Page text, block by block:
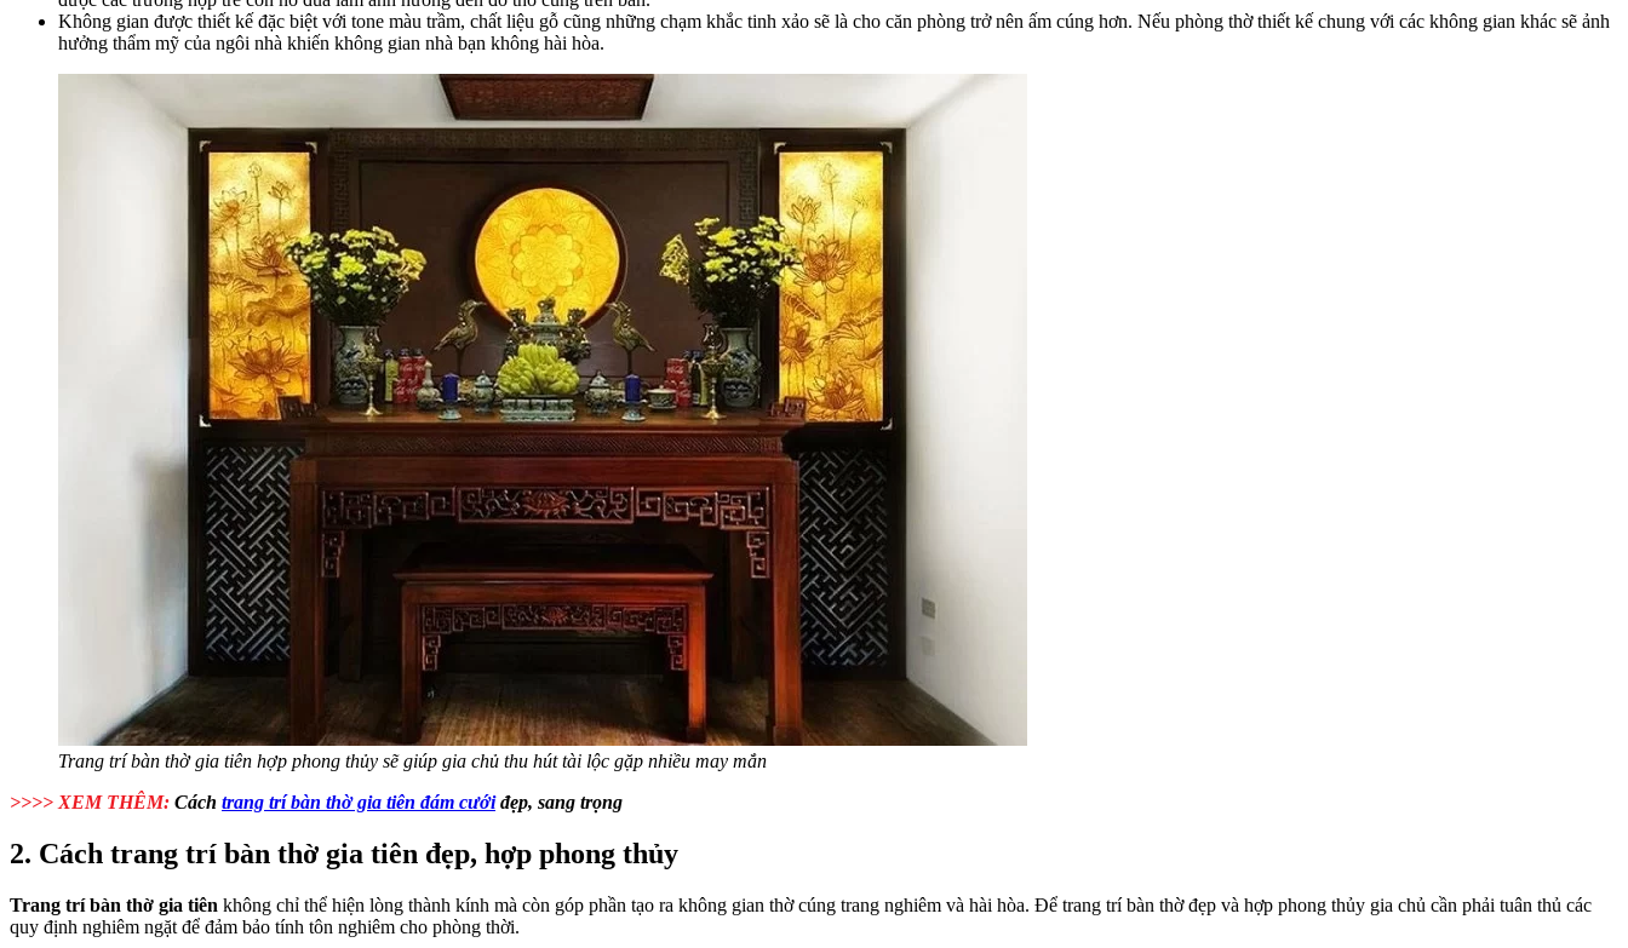
Không gian được thiết kế đặc biệt với tone màu trầm, chất liệu gỗ cũng những chạm khắc tinh xảo sẽ là cho căn phòng trở nên ấm cúng hơn. Nếu phòng thờ thiết kế chung với các không gian khác sẽ ảnh
hưởng thẩm mỹ của ngôi nhà khiến không gian nhà bạn không hài hòa.
Trang trí bàn thờ gia tiên hợp phong thủy sẽ giúp gia chủ thu hút tài lộc gặp nhiều may mắn
>>>> XEM THÊM: Cách trang trí bàn thờ gia tiên đám cướiđẹp, sang trọng
2. Cách trang trí bàn thờ gia tiên đẹp, hợp phong thủy
Trang trí bàn thờ gia tiên không chỉ thể hiện lòng thành kính mà còn góp phần tạo ra không gian thờ cúng trang nghiêm và hài hòa. Để trang trí bàn thờ đẹp và hợp phong thủy gia chủ cần phải tuân thủ các
quy định nghiêm ngặt để đảm bảo tính tôn nghiêm cho phòng thời.